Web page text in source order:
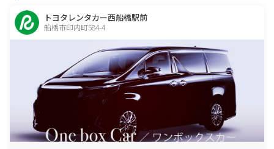
トヨタレンタカー西船橋駅前
船橋市印内町584-4